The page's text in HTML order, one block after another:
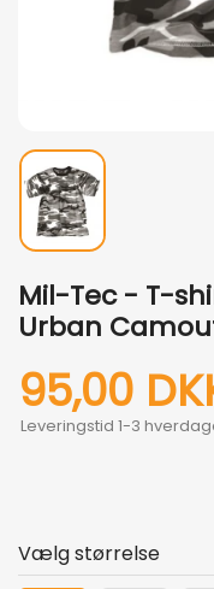
Mil-Tec - T-
Urban
95,00
Leveringstid 1-3
Vælg størrelse